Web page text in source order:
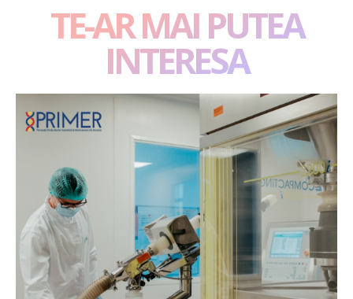
TE-AR MAI PUTEA
INTERESA